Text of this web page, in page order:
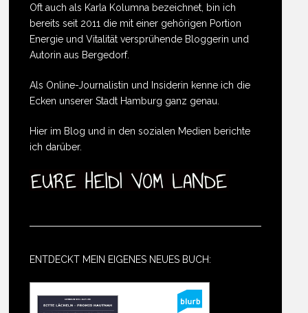
Oft auch als Karla Kolumna bezeichnet, bin ich
bereits seit 2011 die mit einer gehörigen Portion
Energie und Vitalität versprühende Bloggerin und
Autorin aus Bergedorf.
Als Online-Journalistin und Insiderin kenne ich die
Ecken unserer Stadt Hamburg ganz genau.
Hier im Blog und in den sozialen Medien berichte
ich darüber.
ENTDECKT MEIN EIGENES NEUES BUCH: